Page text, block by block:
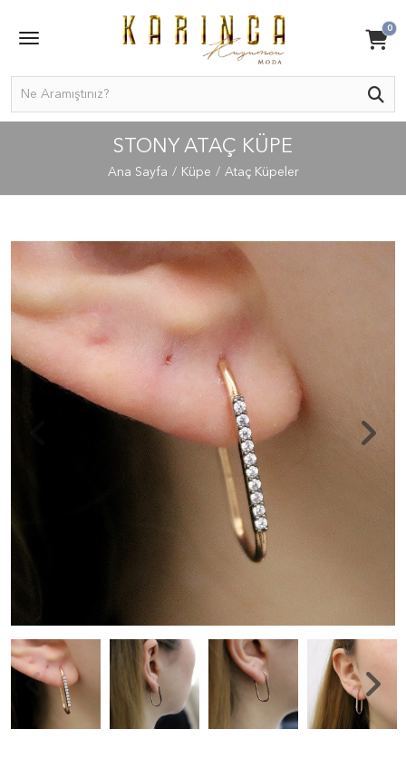
0
STONY ATAÇ KÜPE
Ana Sayfa Küpe Ataç Küpeler